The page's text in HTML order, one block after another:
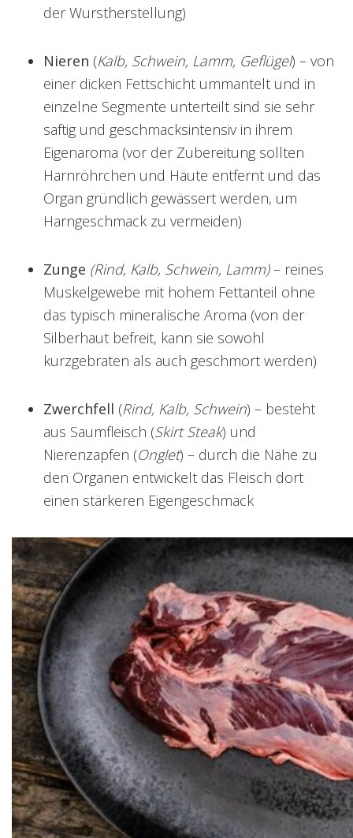
der Wurstherstellung)
Nieren (Kalb, Schwein, Lamm, Geflügel) – von
einer dicken Fettschicht ummantelt und in
einzelne Segmente unterteilt sind sie sehr
saftig und geschmacksintensiv in ihrem
Eigenaroma (vor der Zubereitung sollten
Harnröhrchen und Häute entfernt und das
Organ gründlich gewässert werden, um
Harngeschmack zu vermeiden)
Zunge (Rind, Kalb, Schwein, Lamm)– reines
Muskelgewebe mit hohem Fettanteil ohne
das typisch mineralische Aroma (von der
Silberhaut befreit, kann sie sowohl
kurzgebraten als auch geschmort werden)
Zwerchfell (Rind, Kalb, Schwein) – besteht
aus Saumfleisch (Skirt Steak) und
Nierenzapfen (Onglet) – durch die Nähe zu
den Organen entwickelt das Fleisch dort
einen stärkeren Eigengeschmack